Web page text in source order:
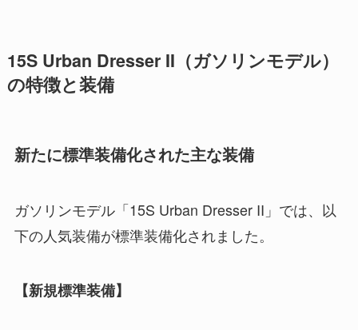
15S Urban Dresser II（ガソリンモデル）
の特徴と装備
新たに標準装備化された主な装備
ガソリンモデル「15S Urban Dresser II」では、以
下の人気装備が標準装備化されました。
【新規標準装備】